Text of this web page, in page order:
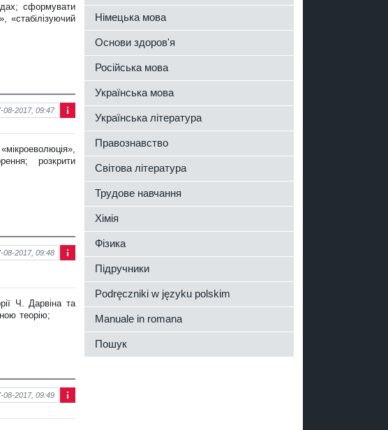
ція
про
сформувати
«стабілізуючий
ор
ма
ція
про
08-2017, 09:47
розкрити
ма
про
08-2017, 09:48
Ч. Дарвіна та
теорію;
ор
08-2017, 09:49
Німецька мова
Основи здоров'я
Російська мова
Українська мова
Українська література
Правознавство
Світова література
Трудове навчання
Хімія
Фізика
Підручники
Podręczniki w języku polskim
Manuale in romana
Пошук